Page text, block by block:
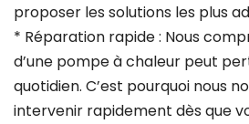
proposer les solutions les plus
* Réparation rapide : Nous
d’une pompe à chaleur peut
quotidien. C’est pourquoi nous
intervenir rapidement dès que